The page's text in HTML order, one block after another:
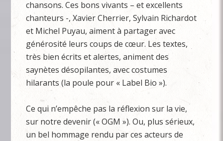
chansons. Ces bons vivants – et excellents
chanteurs -, Xavier Cherrier, Sylvain Richardot
et Michel Puyau, aiment à partager avec
générosité leurs coups de cœur. Les textes,
très bien écrits et alertes, animent des
saynètes désopilantes, avec costumes
hilarants (la poule pour « Label Bio »).
Ce qui n’empêche pas la réflexion sur la vie,
sur notre devenir (« OGM »). Ou, plus sérieux,
un bel hommage rendu par ces acteurs de